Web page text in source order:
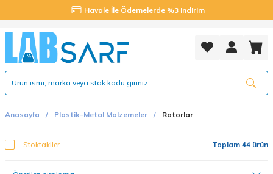
Havale İle Ödemelerde %3 indirim
Anasayfa Plastik-Metal Malzemeler Rotorlar
Stoktakiler Toplam 44 ürün